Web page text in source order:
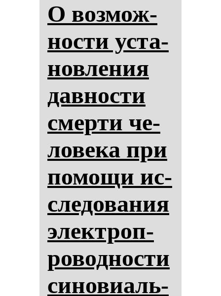
О воз­мож­
нос­ти ус­та­
нов­ле­ния
дав­нос­ти
смер­ти че­
ло­ве­ка при
по­мо­щи ис­
сле­до­ва­ния
элек­троп­
ро­вод­нос­ти
си­но­ви­аль­